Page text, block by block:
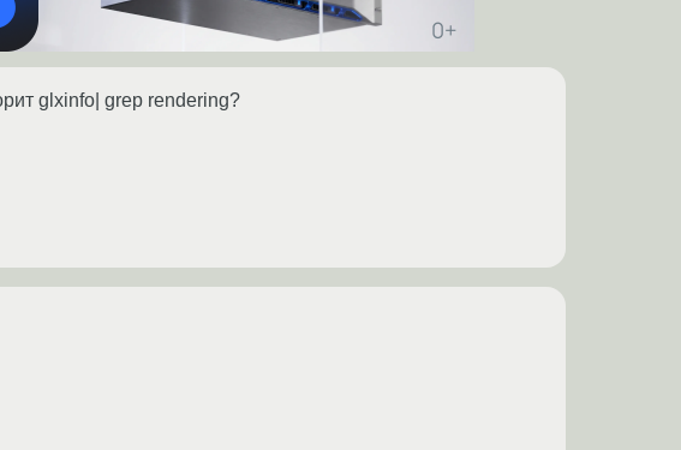
glxinfo| grep rendering?